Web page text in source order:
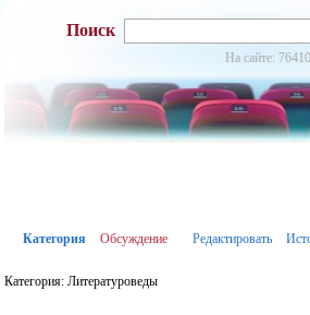
Поиск
На сайте:
Категория Обсуждение Редактировать
Категория: Литературоведы